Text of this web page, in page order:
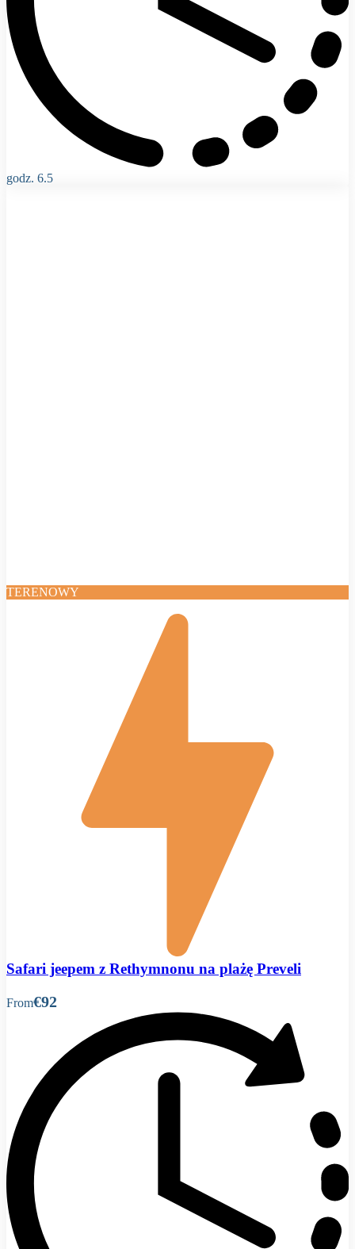
godz. 6.5
TERENOWY
Safari jeepem z Rethymnonu na plażę Preveli
From€92